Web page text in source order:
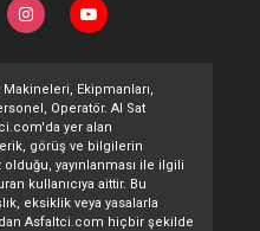
Ekipmanları,
Operatör. Al Sat
yer alan
görüş ve bilgilerin
yayınlanması ile ilgili
kullanıcıya aittir. Bu
eksiklik veya yasalarla
Asfaltci.com hiçbir şekilde